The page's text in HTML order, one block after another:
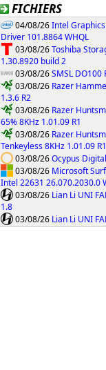
FICHIERS
04/08/26Intel
Driver 101.8864 WHQL
03/08/26Toshiba
1.30.8920 build 2
03/08/26SMSL DO100
03/08/26 Razer
1.3.6 R2
03/08/26 Razer
65% 8KHz 1.01.09 R1
03/08/26 Razer
Tenkeyless 8KHz 1.01.09 R1
03/08/26Ocypus
03/08/26 Microsoft
Intel 22631 26.070.2030.0
03/08/26 Lian Li UNI
1.8
03/08/26 Lian Li UNI